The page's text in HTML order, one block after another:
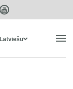
Latviešu